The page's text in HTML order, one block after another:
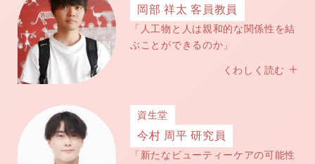
岡部 祥太 客員教員
「人工物と人は親和的な関係性を結
ぶことができるのか」
くわしく読む
資生堂
今村 周平 研究員
「新たなビューティーケアの可能性